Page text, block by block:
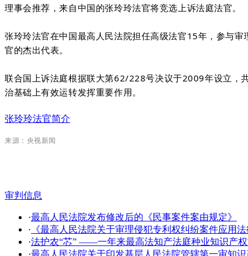
理事会推荐，来自中国的张玲玲法官将竞选上诉法庭法官。
张玲玲法官在中国最高人民法院担任高级法官15年，参与
官的杰出代表。
联合国上诉法庭根据联大第62/228号决议于2009年设立，
治基础上有效运转发挥重要作用。
张玲玲法官简介
来源： 央视新闻
审判信息
·最高人民法院发布修改后的《民事案件案由规定》
· 《最高人民法院关于审理侵犯专利权纠纷案件应用
·法护农“芯” ——一年来最高法知产法庭种业知识产
·最高人民法院关于印发基层人民法院管辖第一审知